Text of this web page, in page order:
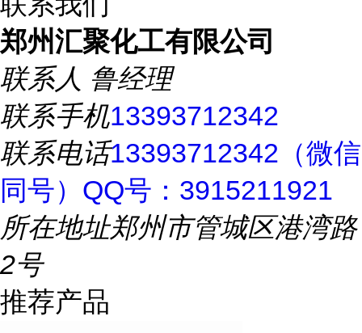
郑州汇聚化工有限公司
联系人 鲁经理
联系手机13393712342
联系电话13393712342（微信
同号）QQ号：3915211921
所在地址郑州市管城区港湾路
2号
推荐产品